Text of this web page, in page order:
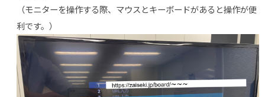
（モニターを操作する際、マウスとキーボードがあると操作が便
利です。）